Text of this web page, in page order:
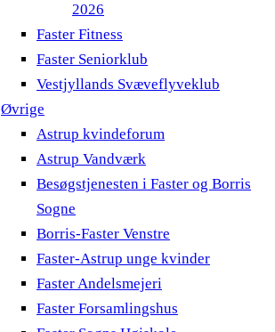
2026
Faster Fitness
Faster Seniorklub
Vestjyllands Svæveflyveklub
Øvrige
Astrup kvindeforum
Astrup Vandværk
Besøgstjenesten i Faster og Borris
Sogne
Borris-Faster Venstre
Faster-Astrup unge kvinder
Faster Andelsmejeri
Faster Forsamlingshus